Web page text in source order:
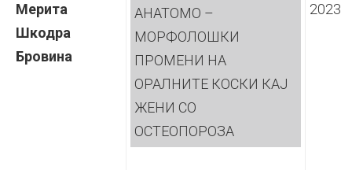
Мерита
Шкодра
Бровина
АНАТОМО –
МОРФОЛОШКИ
ПРОМЕНИ НА
ОРАЛНИТЕ КОСКИ КАЈ
ЖЕНИ СО
ОСТЕОПОРОЗА
2023